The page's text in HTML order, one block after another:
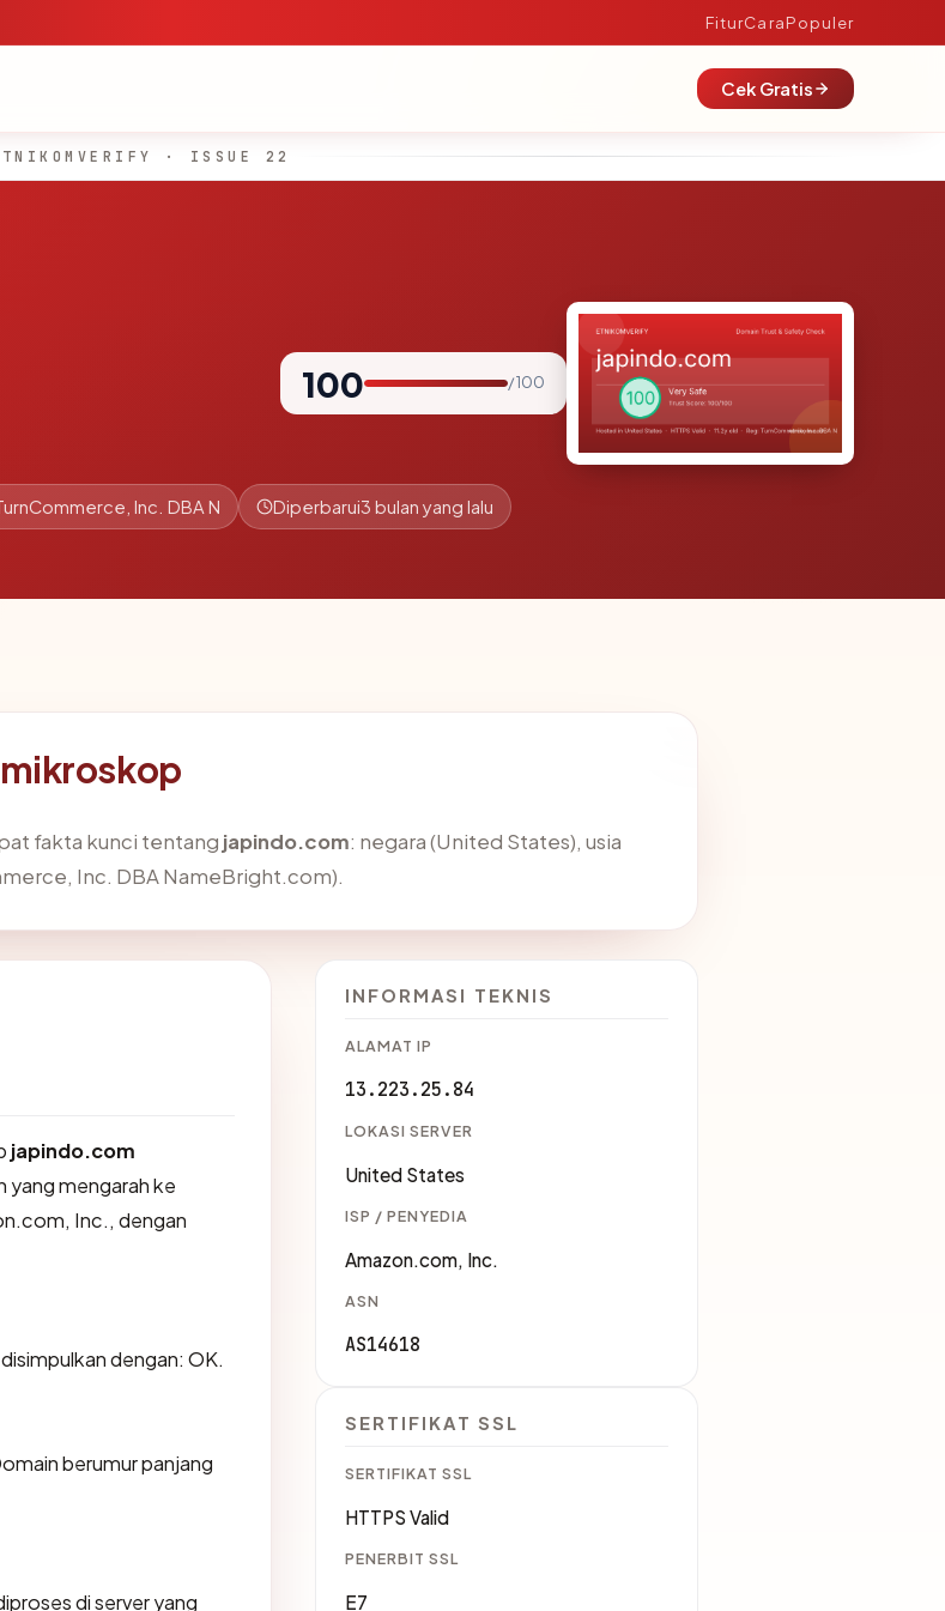
FiturCaraPopuler
Cek Gratis
· ISSUE 22
100 / 100
Inc. DBA N Diperbarui3 bulan yang lalu
fakta kunci tentang japindo.com: negara (United States), usia
Inc. DBA NameBright.com).
japindo.com
yang mengarah ke
Inc., dengan
dengan: OK.
berumur panjang
di server yang
INFORMASI TEKNIS
ALAMAT IP
13.223.25.84
LOKASI SERVER
United States
ISP / PENYEDIA
Amazon.com, Inc.
ASN
AS14618
SERTIFIKAT SSL
SERTIFIKAT SSL
HTTPS Valid
PENERBIT SSL
E7